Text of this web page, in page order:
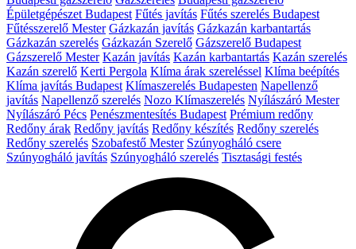
Épületgépészet Budapest Fűtés javítás Fűtés szerelés Budapest
Fűtésszerelő Mester Gázkazán javítás Gázkazán karbantartás
Gázkazán szerelés Gázkazán Szerelő Gázszerelő Budapest
Gázszerelő Mester Kazán javítás Kazán karbantartás Kazán szerelés
Kazán szerelő Kerti Pergola Klíma árak szereléssel Klíma beépítés
Klíma javítás Budapest Klímaszerelés Budapesten Napellenző
javítás Napellenző szerelés Nozo Klímaszerelés Nyílászáró Mester
Nyílászáró Pécs Penészmentesítés Budapest Prémium redőny
Redőny árak Redőny javítás Redőny készítés Redőny szerelés
Redőny szerelés Szobafestő Mester Szúnyogháló csere
Szúnyogháló javítás Szúnyogháló szerelés Tisztasági festés